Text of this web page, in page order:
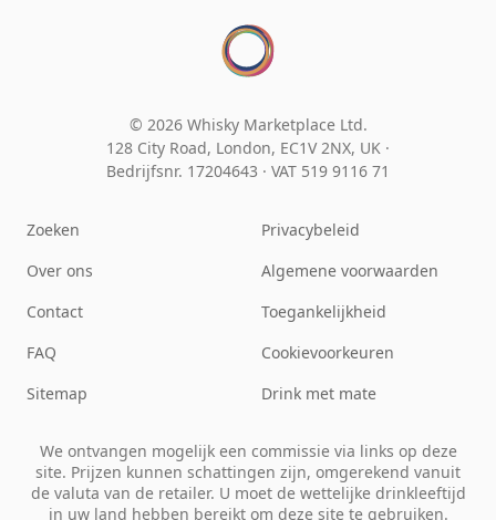
© 2026 Whisky Marketplace Ltd.
128 City Road, London, EC1V 2NX, UK ·
Bedrijfsnr. 17204643 · VAT 519 9116 71
Zoeken
Over ons
Contact
FAQ
Sitemap
Privacybeleid
Algemene voorwaarden
Toegankelijkheid
Cookievoorkeuren
Drink met mate
We ontvangen mogelijk een commissie via links op deze
site. Prijzen kunnen schattingen zijn, omgerekend vanuit
de valuta van de retailer. U moet de wettelijke drinkleeftijd
in uw land hebben bereikt om deze site te gebruiken.